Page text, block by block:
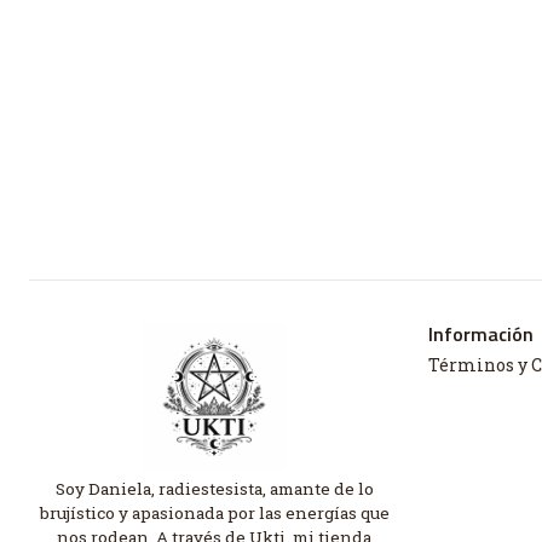
Soy Daniela, radiestesista, amante de lo
brujístico y apasionada por las energías que
nos rodean. A través de Ukti, mi tienda
Información
Términos y